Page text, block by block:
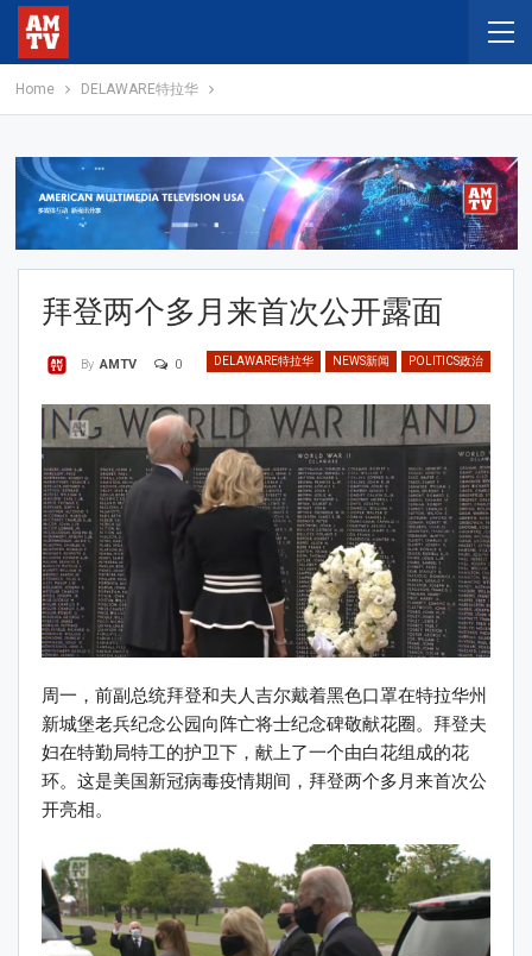
Home DELAWARE特拉华
拜登两个多月来首次公开露面
DELAWARE特拉华 NEWS新闻 POLITICS政治
By AMTV 0
周一，前副总统拜登和夫人吉尔戴着黑色口罩在特拉华州
新城堡老兵纪念公园向阵亡将士纪念碑敬献花圈。拜登夫
妇在特勤局特工的护卫下，献上了一个由白花组成的花
环。这是美国新冠病毒疫情期间，拜登两个多月来首次公
开亮相。